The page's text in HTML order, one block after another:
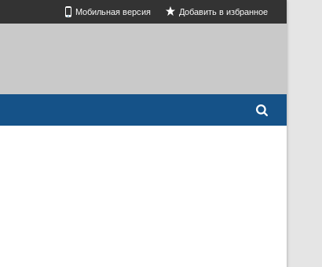
Мобильная версия Добавить в избранное